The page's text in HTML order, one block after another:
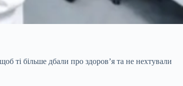
ті більше дбали про здоров’я та не нехтували